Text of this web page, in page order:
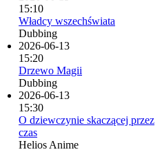
15:10
Władcy wszechświata
Dubbing
2026-06-13
15:20
Drzewo Magii
Dubbing
2026-06-13
15:30
O dziewczynie skaczącej przez
czas
Helios Anime